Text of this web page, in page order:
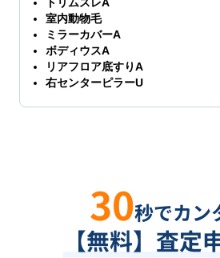
トリムスレA
室内動物毛
ミラーカバーA
ボディウスA
リアフロア底すりA
右センターピラーU
30秒でカン
【無料】査定